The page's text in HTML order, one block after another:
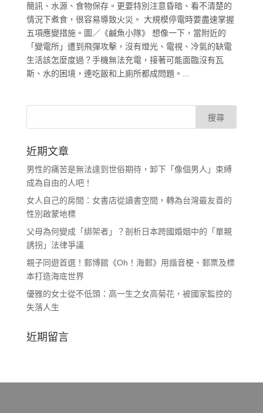
簡訊、水源、食物保存。更要特別注意昏暗、看不清楚的
情況下煮食，很容易導致火災。 大規模停電時要盡速掌握
五項應變措施。圖／《鹹魚小隊》 想像一下，當附近的
「變電所」遭到飛彈攻擊，沒有燈光、電視、冷氣的缺電
生活該怎麼度過？手機無法充電，接著可能面臨沒有瓦
斯、水的困境，連吃飯和上廁所都成問題。...
近期文章
男性的痛苦是無法達到世俗期待，卸下「像個男人」束縛
成為自由的人吧！
女人自己的房間：女書店從讀書空間，轉為台灣最友善的
性別啟蒙地標
父母為何變成「綁架者」？剖析日本跨國婚姻中的「單親
誘拐」法律爭議
親子同遊首選！郵博館《Oh！海郵》用諧音梗、郵票及標
本打造海底世界
優雅的女士從不低頭：高一生之女高菊花，被國家監控的
失落人生
近期留言